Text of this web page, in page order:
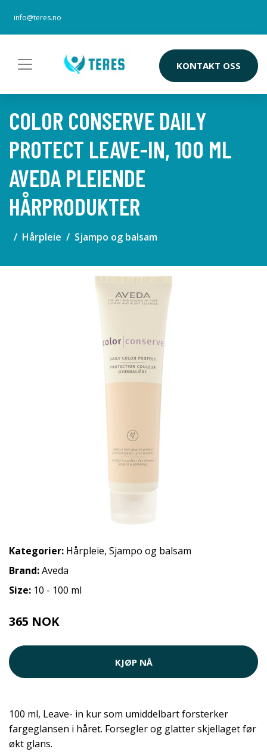
info@teres.no
KONTAKT OSS
COLOR CONSERVE DAILY
PROTECT LEAVE-IN, 100 ML
AVEDA PLEIENDE
HÅRPRODUKTER
Hårpleie Sjampo og balsam
Kategorier: Hårpleie, Sjampo og balsam
Brand:Aveda
Size: 10 - 100 ml
365 NOK
KJØP NÅ
100 ml, Leave- in kur som umiddelbart forsterker
fargeglansen i håret. Forsegler og glatter skjellaget før
økt glans.